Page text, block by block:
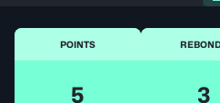
POINTS
5 3